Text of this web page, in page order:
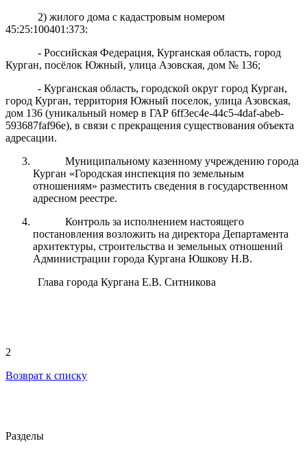
2) жилого дома с кадастровым номером
45:25:100401:373:
- Российская Федерация, Курганская область, город
Курган, посёлок Южный, улица Азовская, дом № 136;
- Курганская область, городской округ город Курган,
город Курган, территория Южный поселок, улица Азовская,
дом 136 (уникальный номер в ГАР 6ff3ec4e-44c5-4daf-abeb-
593687faf96e), в связи с прекращения существования объекта
адресации.
Муниципальному казенному учреждению города
Курган «Городская инспекция по земельным
отношениям» разместить сведения в государственном
адресном реестре.
Контроль за исполнением настоящего
постановления возложить на директора Департамента
архитектуры, строительства и земельных отношений
Администрации города Кургана Юшкову Н.В.
Глава города Кургана Е.В. Ситникова
2
Возврат к списку
Разделы